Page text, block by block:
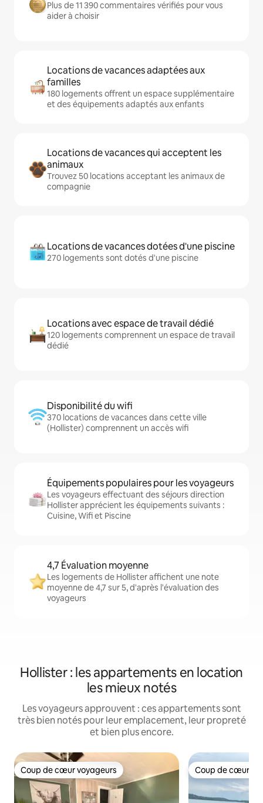
Plus de 11 390 commentaires vérifiés pour vous
aider à choisir
Locations de vacances adaptées aux
familles
180 logements offrent un espace supplémentaire
et des équipements adaptés aux enfants
Locations de vacances qui acceptent les
animaux
Trouvez 50 locations acceptant les animaux de
compagnie
Locations de vacances dotées d'une piscine
270 logements sont dotés d'une piscine
Locations avec espace de travail dédié
120 logements comprennent un espace de travail
dédié
Disponibilité du wifi
370 locations de vacances dans cette ville
(Hollister) comprennent un accès wifi
Équipements populaires pour les voyageurs
Les voyageurs effectuant des séjours direction
Hollister apprécient les équipements suivants :
Cuisine, Wifi et Piscine
4,7 Évaluation moyenne
Les logements de Hollister affichent une note
moyenne de 4,7 sur 5, d'après l'évaluation des
voyageurs
Hollister : les appartements en location
les mieux notés
Les voyageurs approuvent : ces appartements sont
très bien notés pour leur emplacement, leur propreté
et bien plus encore.
Coup de cœur voyageurs
Coup de cœur voyageurs Coup de cœur
Coup de cœur